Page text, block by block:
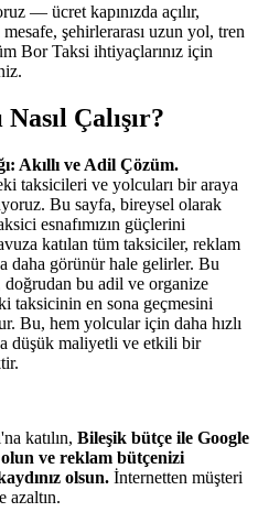
— ücret kapınızda açılır,
şehirlerarası uzun yol, tren
Bor Taksi ihtiyaçlarınız için
Çalışır?
Akıllı ve Adil Çözüm.
taksicileri ve yolcuları bir araya
Bu sayfa, bireysel olarak
esnafımızın güçlerini
katılan tüm taksiciler, reklam
daha görünür hale gelirler. Bu
bu adil ve organize
taksicinin en sona geçmesini
Bu, hem yolcular için daha hızlı
düşük maliyetli ve etkili bir
katılın, Bileşik bütçe ile Google
ve reklam bütçenizi
olsun. İnternetten müşteri
azaltın.